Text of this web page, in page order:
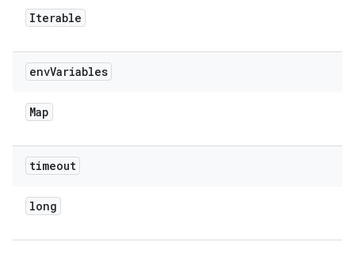
Iterable
envVariables
Map
timeout
long